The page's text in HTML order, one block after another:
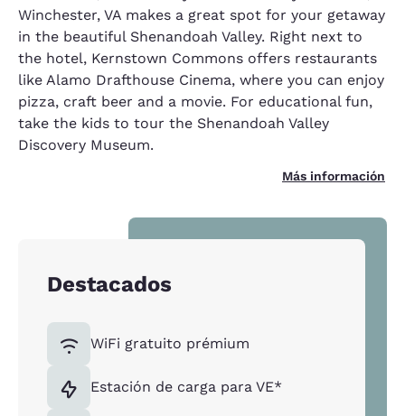
Winchester, VA makes a great spot for your getaway
in the beautiful Shenandoah Valley. Right next to
the hotel, Kernstown Commons offers restaurants
like Alamo Drafthouse Cinema, where you can enjoy
pizza, craft beer and a movie. For educational fun,
take the kids to tour the Shenandoah Valley
Discovery Museum.
Más información
Destacados
WiFi gratuito prémium
Estación de carga para VE*